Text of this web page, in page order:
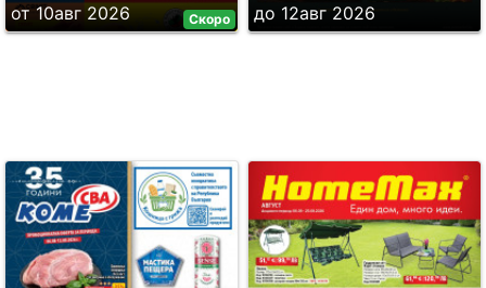
Скоро
от 10авг 2026 до 12авг 2026